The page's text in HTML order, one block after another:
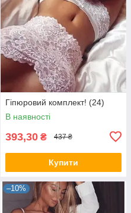
Гіпюровий комплект! (24)
В наявності
393,30 ₴ 437 ₴
Купити
–10%